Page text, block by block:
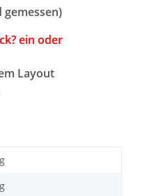
gemessen)
ein oder
Layout